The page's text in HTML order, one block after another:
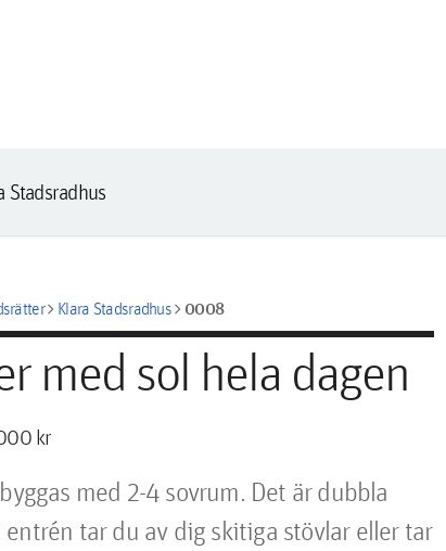
Stadsradhus
chevron_rightKlara Stadsradhuschevron_right0008
med sol hela dagen
kr
med 2-4 sovrum. Det är dubbla
tar du av dig skitiga stövlar eller tar